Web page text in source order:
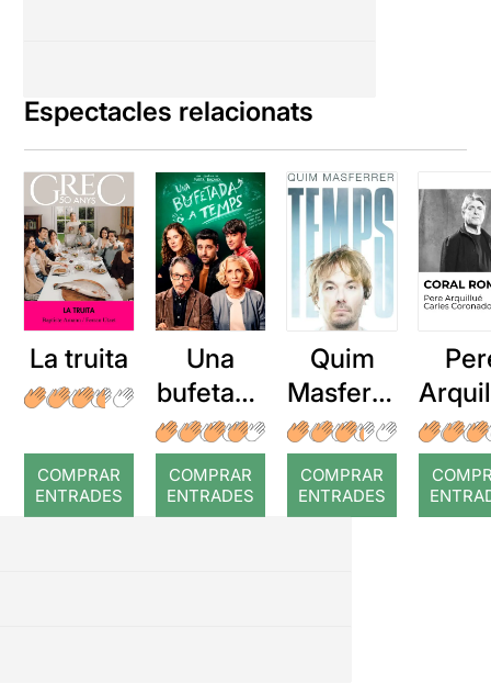
Espectacles relacionats
La truita
COMPRAR
ENTRADES
Una
bufetada
a temps
COMPRAR
ENTRADES
Quim
Masferre
r: Temps
COMPRAR
ENTRADES
: